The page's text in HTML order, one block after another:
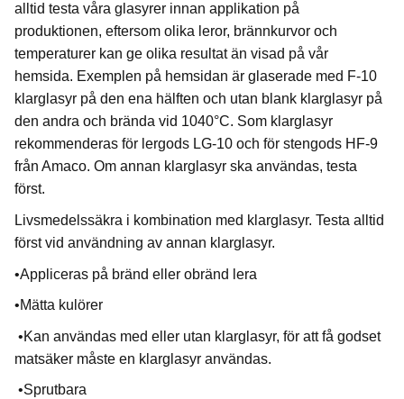
alltid testa våra glasyrer innan applikation på
produktionen, eftersom olika leror, brännkurvor och
temperaturer kan ge olika resultat än visad på vår
hemsida. Exemplen på hemsidan är glaserade med F-10
klarglasyr på den ena hälften och utan blank klarglasyr på
den andra och brända vid 1040°C. Som klarglasyr
rekommenderas för lergods LG-10 och för stengods HF-9
från Amaco. Om annan klarglasyr ska användas, testa
först.
Livsmedelssäkra i kombination med klarglasyr. Testa alltid
först vid användning av annan klarglasyr.
•Appliceras på bränd eller obränd lera
•Mätta kulörer
•Kan användas med eller utan klarglasyr, för att få godset
matsäker måste en klarglasyr användas.
•Sprutbara